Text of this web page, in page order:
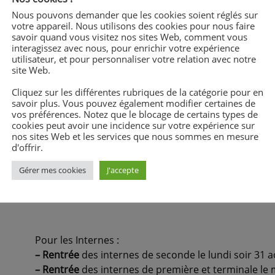
CPRP et MV
et professionnelles et des apprentis de BTS
(Maintenance des Véhicules)
des étudiants de BTS, de CPGE ATS et de
du lycée Général, technologique et professionnel.
Pour les Internes :
– Rentrée des internes de seconde le lundi soir 31
– Rentrée des internes de première et terminale le
Nous pouvons demander que les cookies soient réglés sur
votre appareil. Nous utilisons des cookies pour nous faire
savoir quand vous visitez nos sites Web, comment vous
interagissez avec nous, pour enrichir votre expérience
utilisateur, et pour personnaliser votre relation avec notre
site Web.
Cliquez sur les différentes rubriques de la catégorie pour en
savoir plus. Vous pouvez également modifier certaines de
vos préférences. Notez que le blocage de certains types de
cookies peut avoir une incidence sur votre expérience sur
nos sites Web et les services que nous sommes en mesure
d'offrir.
Gérer mes cookies J'accepte